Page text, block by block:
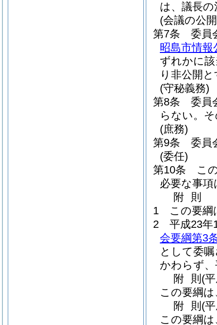
は、議長
(会議の公
第7条
委員
昭島市情報
ずれかに
り非公開
(守秘義務)
第8条
委員
らない。
(庶務)
第9条
委員
(委任)
第10条
こ
必要な事
附 則
1
この要綱
2
平成23年
会要綱第3
として委
かわらず
附 則 (
この要綱
附 則 (
この要綱